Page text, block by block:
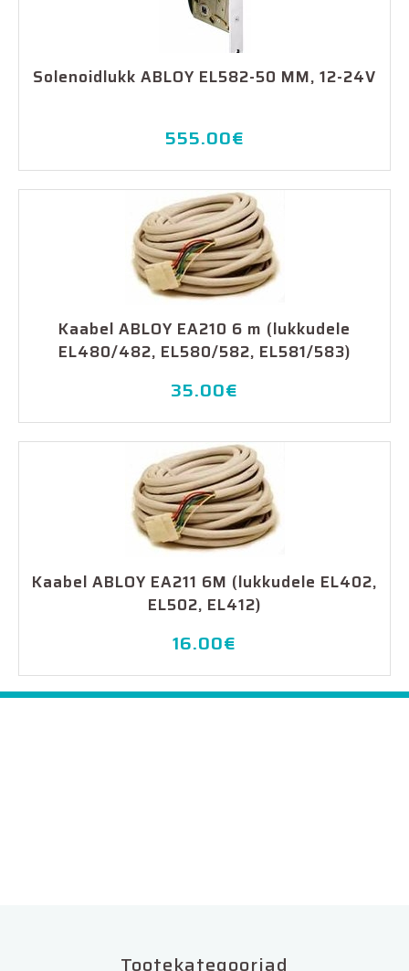
Solenoidlukk ABLOY EL582-50 MM, 12-24V
555.00€
Kaabel ABLOY EA210 6 m (lukkudele
EL480/482, EL580/582, EL581/583)
35.00€
Kaabel ABLOY EA211 6M (lukkudele EL402,
EL502, EL412)
16.00€
Tootekategooriad